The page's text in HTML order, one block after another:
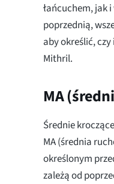
łańcuchem, jak
poprzednią,
aby określić,
Mithril.
MA
Średnie
MA (średnia
określonym
zależą od